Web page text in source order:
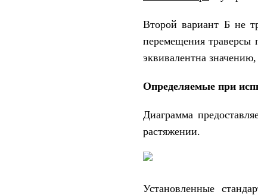
Второй вариант Б не
перемещения траверсы
эквивалентна
Определяемые при
Диаграмма
растяжении.
Установленные